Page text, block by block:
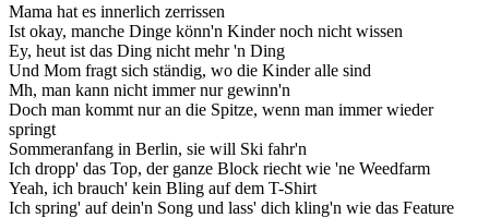
Mama hat es innerlich zerrissen
Ist okay, manche Dinge könn'n Kinder noch nicht wissen
Ey, heut ist das Ding nicht mehr 'n Ding
Und Mom fragt sich ständig, wo die Kinder alle sind
Mh, man kann nicht immer nur gewinn'n
Doch man kommt nur an die Spitze, wenn man immer wieder
springt
Sommeranfang in Berlin, sie will Ski fahr'n
Ich dropp' das Top, der ganze Block riecht wie 'ne Weedfarm
Yeah, ich brauch' kein Bling auf dem T-Shirt
Ich spring' auf dein'n Song und lass' dich kling'n wie das Feature